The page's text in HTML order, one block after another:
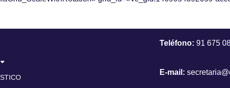
Teléfono: 91 675
E-mail: